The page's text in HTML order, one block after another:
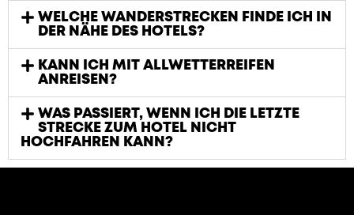
WELCHE WANDERSTRECKEN FINDE ICH IN
DER NÄHE DES HOTELS?
KANN ICH MIT ALLWETTERREIFEN
ANREISEN?
WAS PASSIERT, WENN ICH DIE LETZTE
STRECKE ZUM HOTEL NICHT
HOCHFAHREN KANN?